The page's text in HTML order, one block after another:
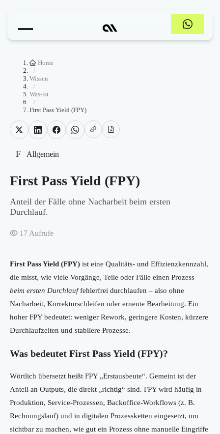
Home
/
Wissen
/
Was-ist
/
First Pass Yield (FPY)
F Allgemein
First Pass Yield (FPY)
Anteil der Fälle ohne Nacharbeit beim ersten
Durchlauf.
17 Aufrufe
First Pass Yield (FPY) ist eine Qualitäts- und Effizienzkennzahl,
die misst, wie viele Vorgänge, Teile oder Fälle einen Prozess
beim ersten Durchlauffehlerfrei durchlaufen – also ohne
Nacharbeit, Korrekturschleifen oder erneute Bearbeitung. Ein
hoher FPY bedeutet: weniger Rework, geringere Kosten, kürzere
Durchlaufzeiten und stabilere Prozesse.
Was bedeutet First Pass Yield (FPY)?
Wörtlich übersetzt heißt FPY „Erstausbeute“. Gemeint ist der
Anteil an Outputs, die direkt „richtig“ sind. FPY wird häufig in
Produktion, Service-Prozessen, Backoffice-Workflows (z. B.
Rechnungslauf) und in digitalen Prozessketten eingesetzt, um
sichtbar zu machen, wie gut ein Prozess ohne manuelle Eingriffe